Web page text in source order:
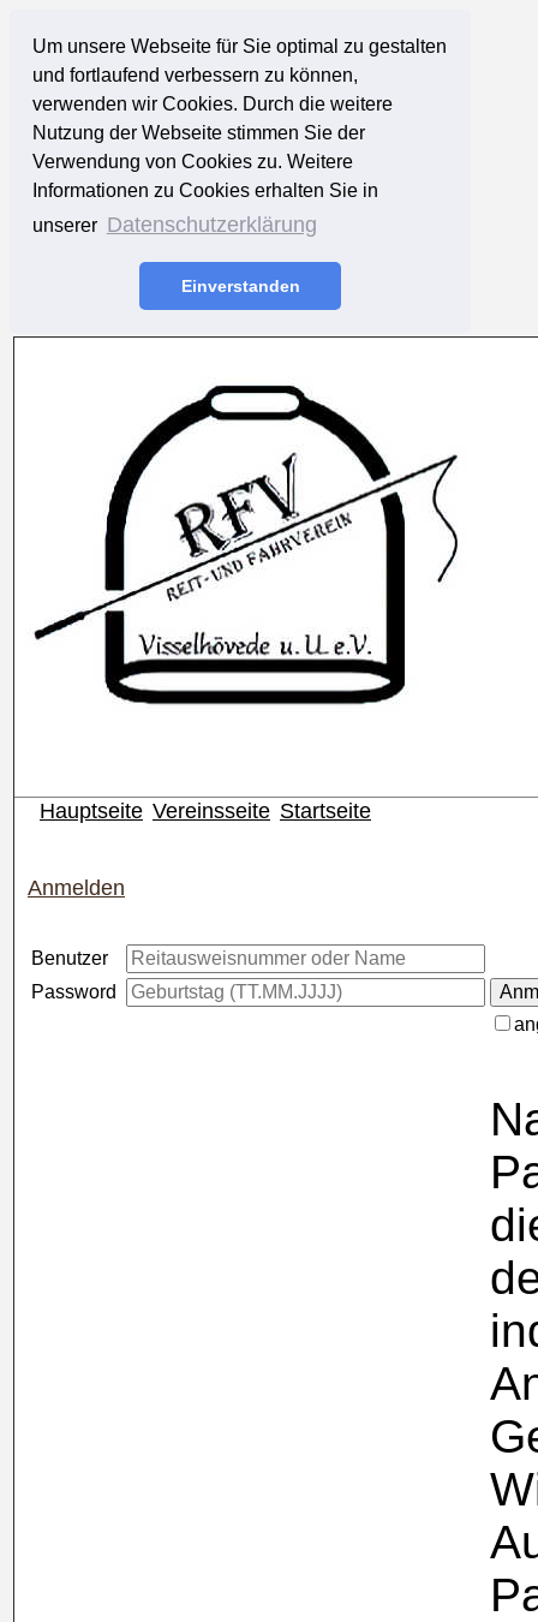
Um unsere Webseite für Sie optimal zu gestalten
und fortlaufend verbessern zu können,
verwenden wir Cookies. Durch die weitere
Nutzung der Webseite stimmen Sie der
Verwendung von Cookies zu. Weitere
Informationen zu Cookies erhalten Sie in
unserer Datenschutzerklärung
Einverstanden
Hauptseite Vereinsseite Startseite
Anmelden
Benutzer
Password